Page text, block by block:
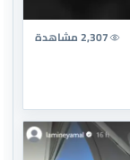
2,307 مشاهدة